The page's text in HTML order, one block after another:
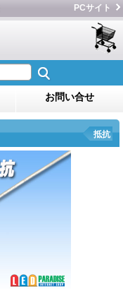
PCサイト
お問い合せ
抵抗